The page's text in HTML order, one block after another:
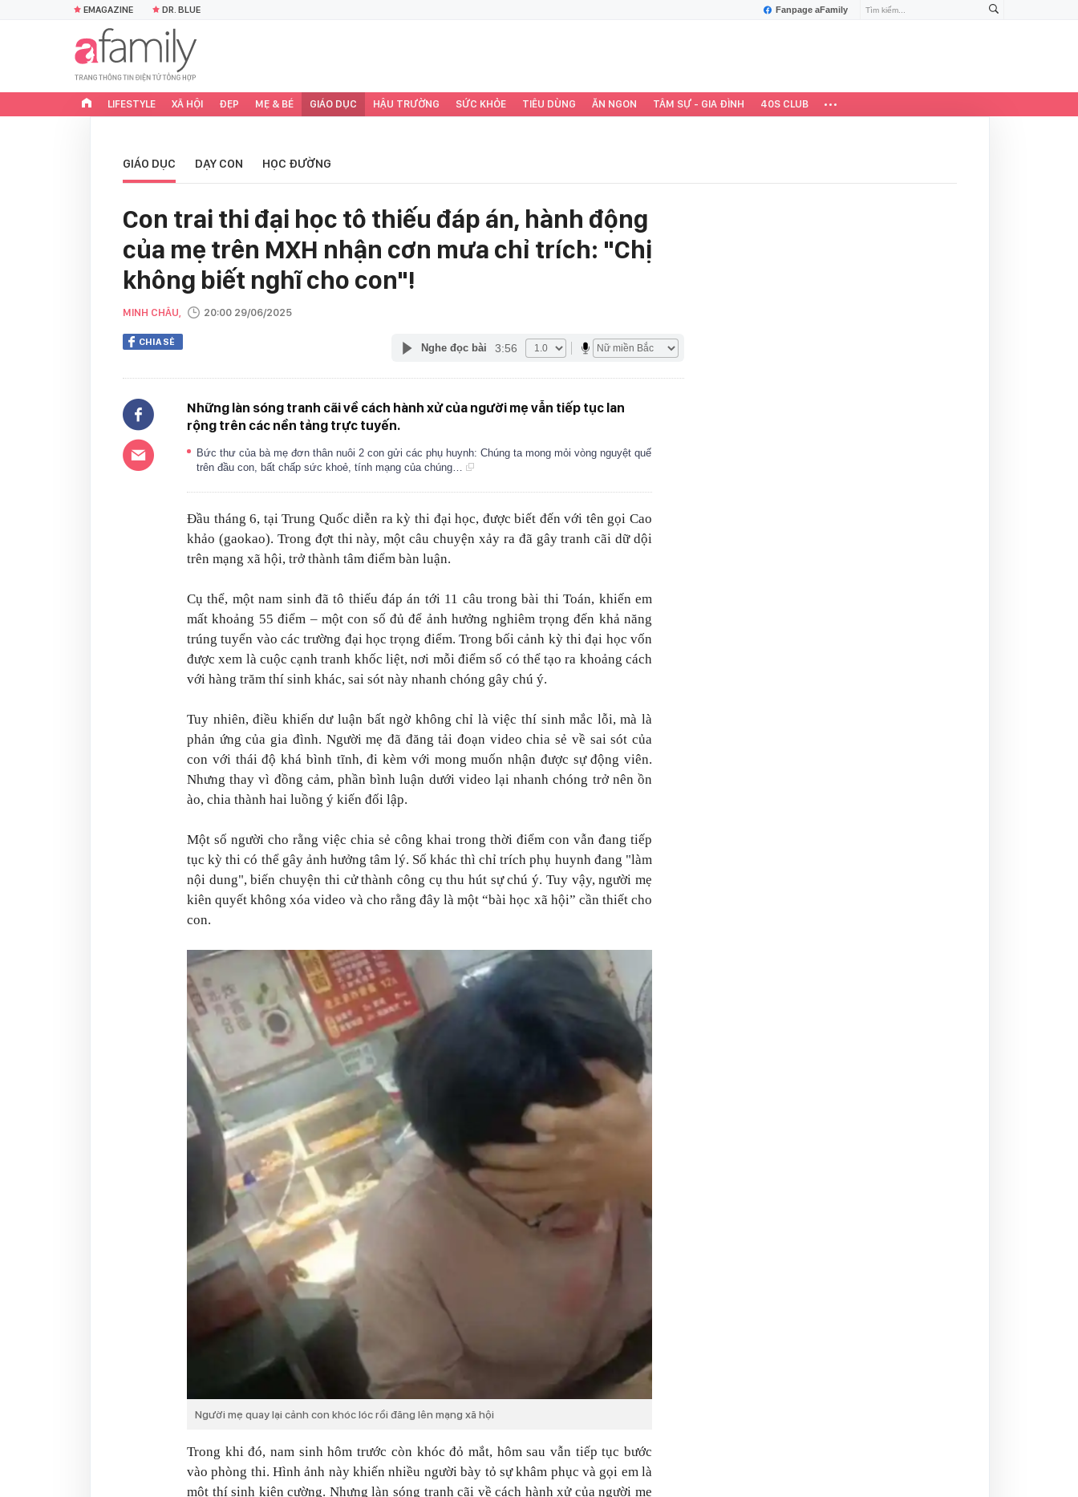
Fanpage aFamily
EMAGAZINE DR. BLUE
LIFESTYLE XÃ HỘI ĐẸP MẸ & BÉ GIÁO DỤC HẬU TRƯỜNG SỨC KHỎE TIÊU DÙNG ĂN NGON TÂM SỰ - GIA ĐÌNH 40S CLUB
GIÁO DỤC DẠY CON HỌC ĐƯỜNG
Con trai thi đại học tô thiếu đáp án, hành động
của mẹ trên MXH nhận cơn mưa chỉ trích: "Chị
không biết nghĩ cho con"!
MINH CHÂU, 20:00 29/06/2025
CHIA SẺ Nghe đọc bài 3:56
Những làn sóng tranh cãi về cách hành xử của người mẹ vẫn tiếp tục lan
rộng trên các nền tảng trực tuyến.
Bức thư của bà mẹ đơn thân nuôi 2 con gửi các phụ huynh: Chúng ta mong mỏi vòng nguyệt quế
trên đầu con, bất chấp sức khoẻ, tính mạng của chúng…
Đầu tháng 6, tại Trung Quốc diễn ra kỳ thi đại học, được biết đến với tên gọi Cao
khảo (gaokao). Trong đợt thi này, một câu chuyện xảy ra đã gây tranh cãi dữ dội
trên mạng xã hội, trở thành tâm điểm bàn luận.
Cụ thể, một nam sinh đã tô thiếu đáp án tới 11 câu trong bài thi Toán, khiến em
mất khoảng 55 điểm – một con số đủ để ảnh hưởng nghiêm trọng đến khả năng
trúng tuyển vào các trường đại học trọng điểm. Trong bối cảnh kỳ thi đại học vốn
được xem là cuộc cạnh tranh khốc liệt, nơi mỗi điểm số có thể tạo ra khoảng cách
với hàng trăm thí sinh khác, sai sót này nhanh chóng gây chú ý.
Tuy nhiên, điều khiến dư luận bất ngờ không chỉ là việc thí sinh mắc lỗi, mà là
phản ứng của gia đình. Người mẹ đã đăng tải đoạn video chia sẻ về sai sót của
con với thái độ khá bình tĩnh, đi kèm với mong muốn nhận được sự động viên.
Nhưng thay vì đồng cảm, phần bình luận dưới video lại nhanh chóng trở nên ồn
ào, chia thành hai luồng ý kiến đối lập.
Một số người cho rằng việc chia sẻ công khai trong thời điểm con vẫn đang tiếp
tục kỳ thi có thể gây ảnh hưởng tâm lý. Số khác thì chỉ trích phụ huynh đang "làm
nội dung", biến chuyện thi cử thành công cụ thu hút sự chú ý. Tuy vậy, người mẹ
kiên quyết không xóa video và cho rằng đây là một “bài học xã hội” cần thiết cho
con.
Người mẹ quay lại cảnh con khóc lóc rồi đăng lên mạng xã hội
Trong khi đó, nam sinh hôm trước còn khóc đỏ mắt, hôm sau vẫn tiếp tục bước
vào phòng thi. Hình ảnh này khiến nhiều người bày tỏ sự khâm phục và gọi em là
một thí sinh kiên cường. Nhưng làn sóng tranh cãi về cách hành xử của người mẹ